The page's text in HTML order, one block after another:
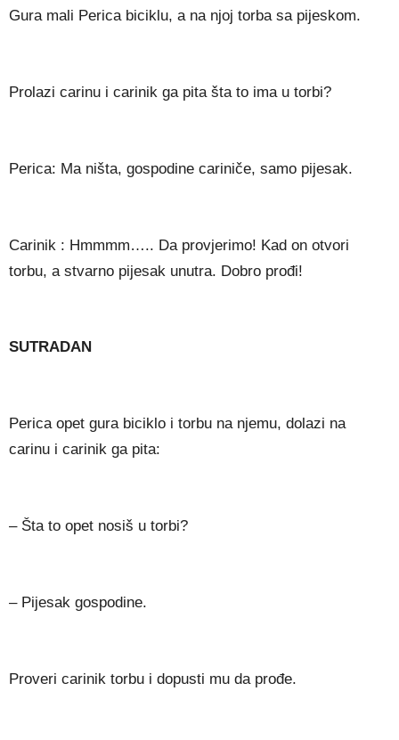
Gura mali Perica biciklu, a na njoj torba sa pijeskom.
Prolazi carinu i carinik ga pita šta to ima u torbi?
Perica: Ma ništa, gospodine cariniče, samo pijesak.
Carinik : Hmmmm….. Da provjerimo! Kad on otvori
torbu, a stvarno pijesak unutra. Dobro prođi!
SUTRADAN
Perica opet gura biciklo i torbu na njemu, dolazi na
carinu i carinik ga pita:
– Šta to opet nosiš u torbi?
– Pijesak gospodine.
Proveri carinik torbu i dopusti mu da prođe.